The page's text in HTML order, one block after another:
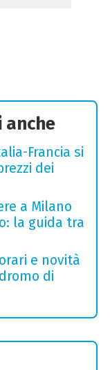
Francia si
dei
a Milano
la guida tra
e novità
di